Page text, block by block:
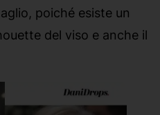
poiché esiste un
del viso e anche il